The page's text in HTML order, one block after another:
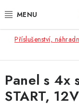
na
STŘEŠNÍ NOSIČE
STŘEŠNÍ BOXY
Příslušenství,
Panel s 4x
START, 12V